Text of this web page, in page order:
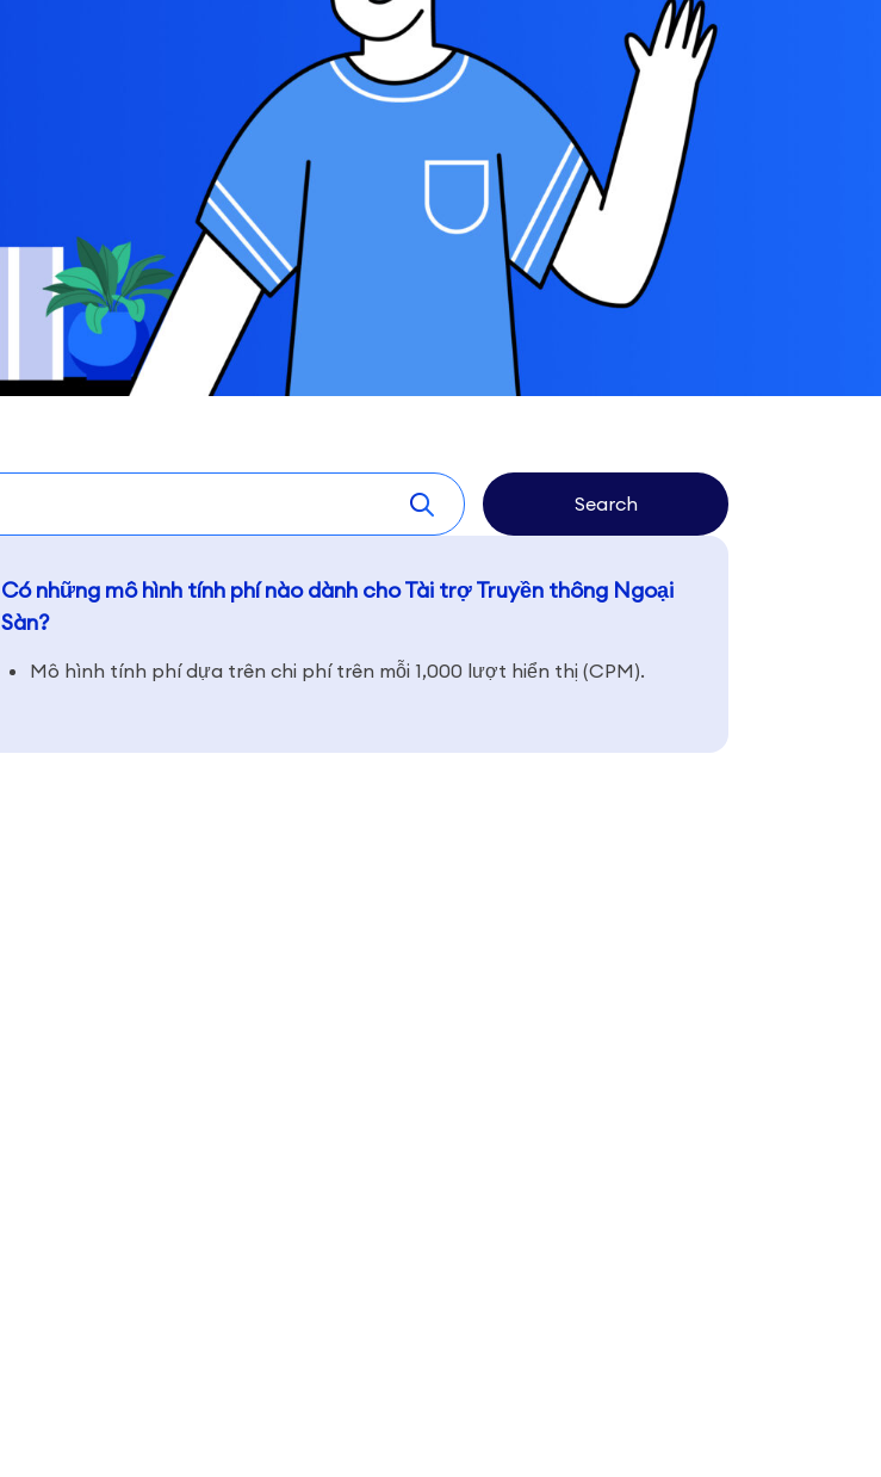
Search
Có những mô hình tính phí nào dành cho Tài trợ Truyền thông Ngoại
Sàn?
Mô hình tính phí dựa trên chi phí trên mỗi 1,000 lượt hiển thị (CPM).